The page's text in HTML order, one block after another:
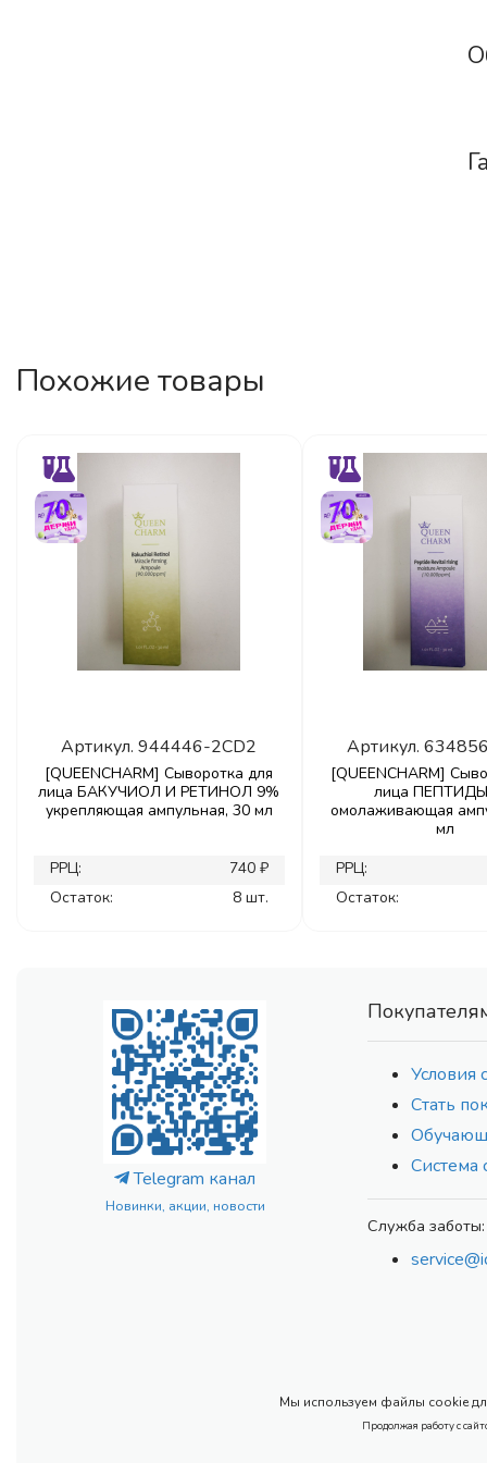
Похожие товары
Артикул.944446-2CD2
[QUEENCHARM] Сыворотка для
лица БАКУЧИОЛ И РЕТИНОЛ 9%
укрепляющая ампульная, 30 мл
РРЦ:
740 ₽
Остаток:
8 шт.
Артикул.
[QUEENCHARM]
лица
омолаживающая
мл
РРЦ:
Остаток:
Telegram канал
Новинки, акции, новости
Условия
Стать
Система
Служба заботы:
Мы используем файлы cookie
Продолжая работу с